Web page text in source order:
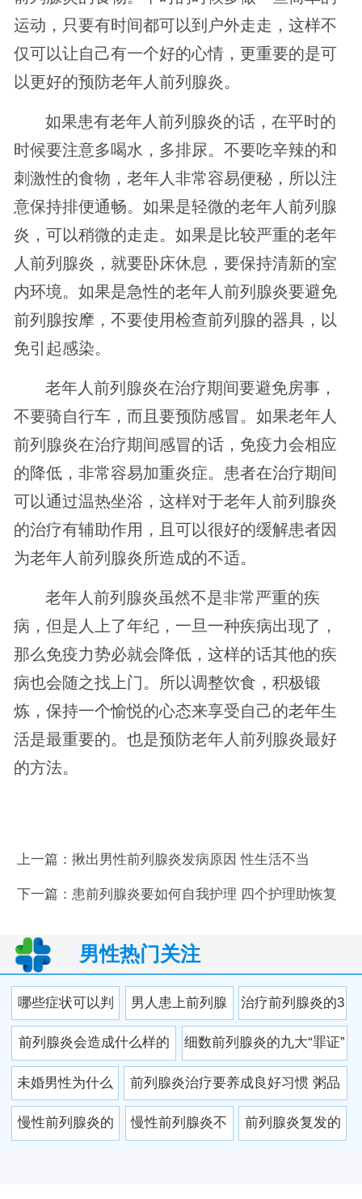
运动，只要有时间都可以到户外走走，这样不
仅可以让自己有一个好的心情，更重要的是可
以更好的预防老年人前列腺炎。
如果患有老年人前列腺炎的话，在平时的
时候要注意多喝水，多排尿。不要吃辛辣的和
刺激性的食物，老年人非常容易便秘，所以注
意保持排便通畅。如果是轻微的老年人前列腺
炎，可以稍微的走走。如果是比较严重的老年
人前列腺炎，就要卧床休息，要保持清新的室
内环境。如果是急性的老年人前列腺炎要避免
前列腺按摩，不要使用检查前列腺的器具，以
免引起感染。
老年人前列腺炎在治疗期间要避免房事，
不要骑自行车，而且要预防感冒。如果老年人
前列腺炎在治疗期间感冒的话，免疫力会相应
的降低，非常容易加重炎症。患者在治疗期间
可以通过温热坐浴，这样对于老年人前列腺炎
的治疗有辅助作用，且可以很好的缓解患者因
为老年人前列腺炎所造成的不适。
老年人前列腺炎虽然不是非常严重的疾
病，但是人上了年纪，一旦一种疾病出现了，
那么免疫力势必就会降低，这样的话其他的疾
病也会随之找上门。所以调整饮食，积极锻
炼，保持一个愉悦的心态来享受自己的老年生
活是最重要的。也是预防老年人前列腺炎最好
的方法。
上一篇： 揪出男性前列腺炎发病原因 性生活不当
下一篇： 患前列腺炎要如何自我护理 四个护理助恢复
男性热门关注
哪些症状可以判
断患前列腺炎疾
病
男人患上前列腺
炎的几大原因
治疗前列腺炎的3
大方法 你都知道
吗
前列腺炎会造成什么样的
危害？
细数前列腺炎的九大“罪证”
未婚男性为什么
容易得前列腺炎
前列腺炎治疗要养成良好习惯 粥品
可防前列腺炎
慢性前列腺炎的 慢性前列腺炎不 前列腺炎复发的